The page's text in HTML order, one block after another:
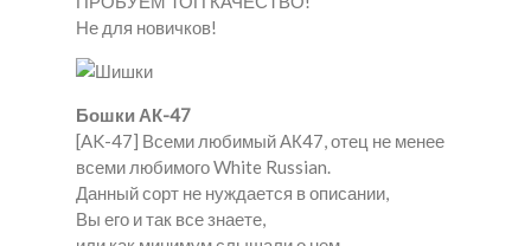
Не для новичков!
Бошки АК-47
[AK-47] Всеми любимый АК47, отец не менее
всеми любимого White Russian.
Данный сорт не нуждается в описании,
Вы его и так все знаете,